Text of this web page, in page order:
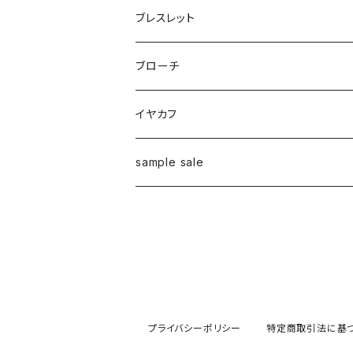
ブレスレット
ブローチ
イヤカフ
sample sale
プライバシーポリシー 特定商取引法に基